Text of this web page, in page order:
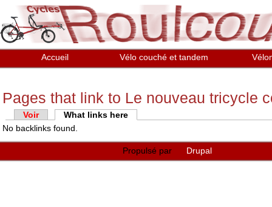
Aller au contenu principal
Accueil Vélo couché et tandem
Pages that link to Le nouveau tricycle
Onglets
principaux
Voir What links here
No backlinks found.
Propulsé par Drupal